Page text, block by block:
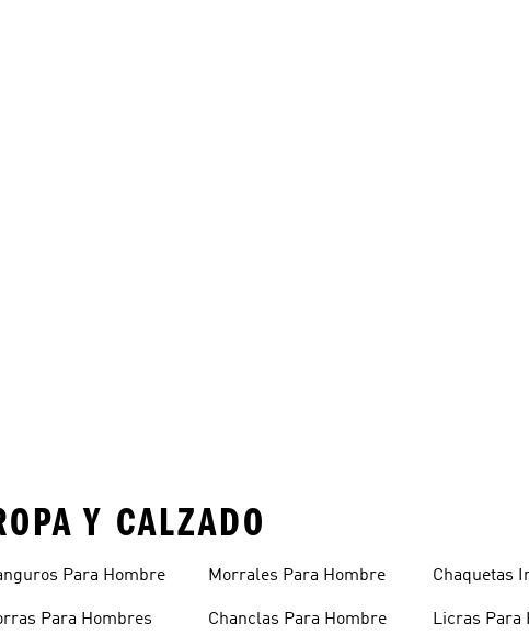
Y CALZADO
Para Hombre
Para Hombres
Morrales Para Hombre
Chanclas Para Hombre
Chaquetas
Licras Para